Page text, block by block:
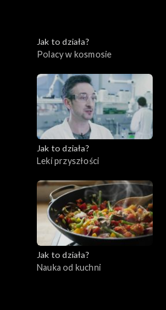
Jak to działa?
Polacy w kosmosie
Jak to działa?
Leki przyszłości
Jak to działa?
Nauka od kuchni